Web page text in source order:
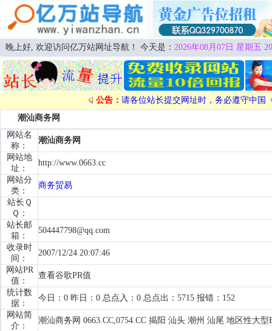
晚上好, 欢迎访问亿万站网址导航！ 今天是： 2026年08月07日 星期五
公告： 请各位站长提交网址时，务必遵守中国
潮汕商务网
网站名
称：
潮汕商务网
网站地
址：
http://www.0663.cc
网站分
类：
商务贸易
站长Ｑ
Ｑ：
站长邮
箱：
504447798@qq.com
收录时
间：
2007/12/24 20:07:46
网站PR
值：
查看谷歌PR值
统计数
据：
今日：0 昨日：0 总点入：0 总点出：5715 报错：152
网站简
介：
潮汕商务网 0663.CC,0754.CC 揭阳 汕头 潮州 汕尾 地区性大型